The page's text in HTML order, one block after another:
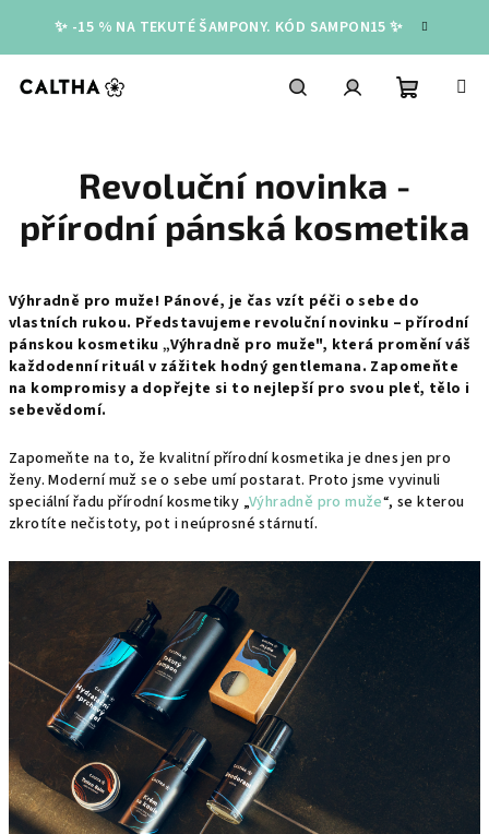
obsah
✨ -15 % NA TEKUTÉ ŠAMPONY. KÓD SAMPON15 ✨
košík
Revoluční novinka -
přírodní pánská kosmetika
Výhradně pro muže! Pánové, je čas vzít péči o sebe do
vlastních rukou. Představujeme revoluční novinku – přírodní
pánskou kosmetiku „Výhradně pro muže", která promění váš
každodenní rituál v zážitek hodný gentlemana. Zapomeňte
na kompromisy a dopřejte si to nejlepší pro svou pleť, tělo i
sebevědomí.
Zapomeňte na to, že kvalitní přírodní kosmetika je dnes jen pro
ženy. Moderní muž se o sebe umí postarat. Proto jsme vyvinuli
speciální řadu přírodní kosmetiky „Výhradně pro muže“, se kterou
zkrotíte nečistoty, pot i neúprosné stárnutí.